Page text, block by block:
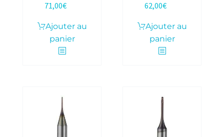
71,00€
Ajouter au
panier
62,00€
Ajouter au
panier